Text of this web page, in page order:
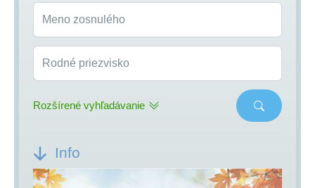
Meno zosnulého
Rodné priezvisko
Rozšírené vyhľadávanie
Info